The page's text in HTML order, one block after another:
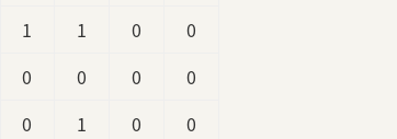
1 1 0
0
0 0 0
0
0 1 0
0